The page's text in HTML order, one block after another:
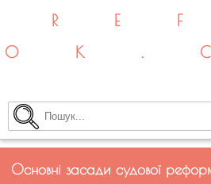
Основні засади судової